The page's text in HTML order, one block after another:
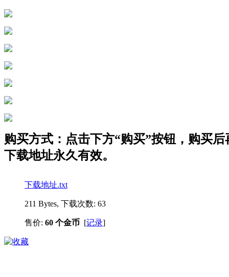
购买方式：点击下方“购买”按钮，购买
下载地址永久有效。
下载地址.txt
211 Bytes, 下载次数: 63
售价: 60 个金币 [记录]